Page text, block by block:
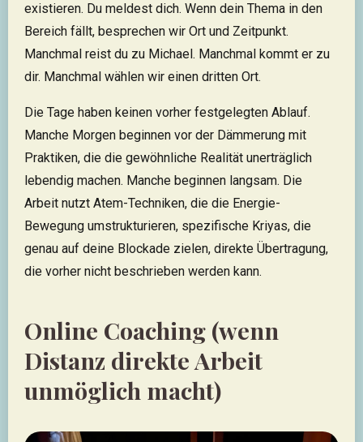
existieren. Du meldest dich. Wenn dein Thema in den
Bereich fällt, besprechen wir Ort und Zeitpunkt.
Manchmal reist du zu Michael. Manchmal kommt er zu
dir. Manchmal wählen wir einen dritten Ort.
Die Tage haben keinen vorher festgelegten Ablauf.
Manche Morgen beginnen vor der Dämmerung mit
Praktiken, die die gewöhnliche Realität unerträglich
lebendig machen. Manche beginnen langsam. Die
Arbeit nutzt Atem-Techniken, die die Energie-
Bewegung umstrukturieren, spezifische Kriyas, die
genau auf deine Blockade zielen, direkte Übertragung,
die vorher nicht beschrieben werden kann.
Online Coaching (wenn
Distanz direkte Arbeit
unmöglich macht)